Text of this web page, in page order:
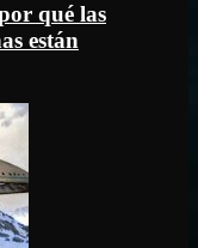
qué las
están